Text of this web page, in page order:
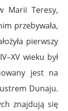
Marii Teresy,
przebywała,
pierwszy
wieku był
jest na
Dunaju.
znajdują się